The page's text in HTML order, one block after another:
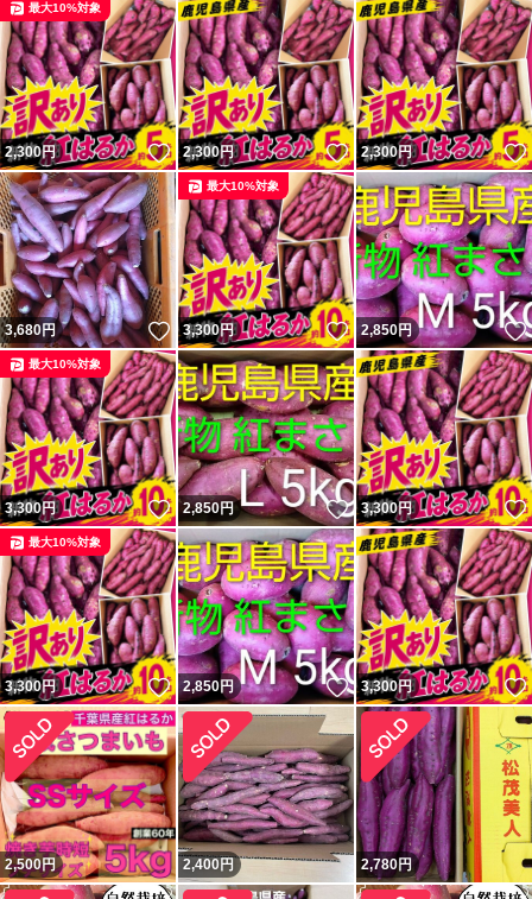
2,300円 いいね！
最大10%対象
2,300円 いいね！
2,300円
3,680円 いいね！
3,300円 いいね！
最大10%対象
2,850円
3,300円 いいね！
最大10%対象
2,850円 いいね！
3,300円
3,300円 いいね！
最大10%対象
2,850円 いいね！
3,300円
2,500円 2,400円 2,780円